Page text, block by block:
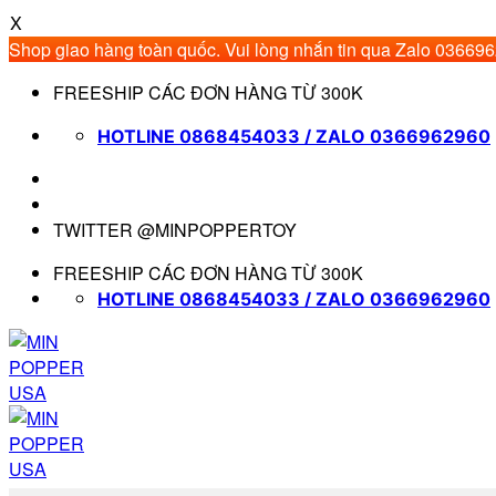
X
Shop giao hàng toàn quốc. Vui lòng nhắn tin qua Zalo
qua
FREESHIP CÁC ĐƠN HÀNG TỪ 300K
HOTLINE 0868454033 / ZALO 0366962960
TWITTER @MINPOPPERTOY
FREESHIP CÁC ĐƠN HÀNG TỪ 300K
HOTLINE 0868454033 / ZALO 0366962960